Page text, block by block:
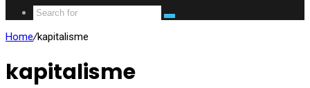
Home/kapitalisme
kapitalisme